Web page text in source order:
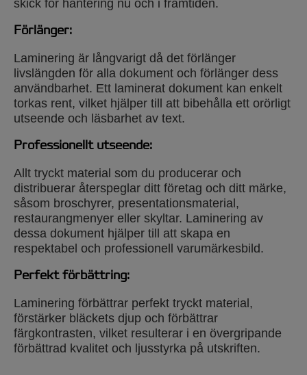
Automatisk lamineringsmaskin
En automatisk lamineringsmaskin är en
helautomatisk maskin som förbättrar
produktiviteten betydligt jämfört med att
använda en traditionell laminator.
GBC Foton 30 levererar innovativ,
branschledande teknik. Användaren kan
dokument på en gång eller byta till manuellt
läge för ad hoc-storlekar. Den använder en
dubbelsidig rullfilmkassett så det finns inget
behov av lamineringsfickor.
Fördelar:
Idealisk för laminering med stor volym
Enkel istättning av laminatkassett
Professionella resultat av hög kvalitet, varje
skick för hantering nu och i framtiden.
Förlänger:
Laminering är långvarigt då det förlänger
livslängden för alla dokument och förlänger dess
användbarhet. Ett laminerat dokument kan enkelt
torkas rent, vilket hjälper till att bibehålla ett orörligt
utseende och läsbarhet av text.
Professionellt utseende:
Allt tryckt material som du producerar och
distribuerar återspeglar ditt företag och ditt märke,
såsom broschyrer, presentationsmaterial,
restaurangmenyer eller skyltar. Laminering av
dessa dokument hjälper till att skapa en
respektabel och professionell varumärkesbild.
Perfekt förbättring:
Laminering förbättrar perfekt tryckt material,
förstärker bläckets djup och förbättrar
färgkontrasten, vilket resulterar i en övergripande
förbättrad kvalitet och ljusstyrka på utskriften.